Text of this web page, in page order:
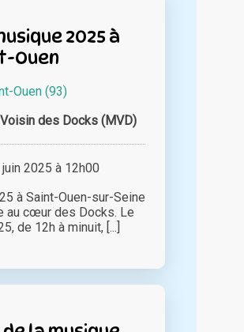
2025 à
Ouen
Ouen (93)
des Docks (MVD)
2025 à 12h00
à Saint-Ouen-sur-Seine
au cœur des Docks. Le
de 12h à minuit, [...]